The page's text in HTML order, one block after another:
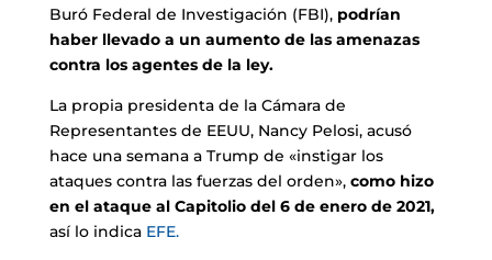
Buró Federal de Investigación (FBI), podrían
haber llevado a un aumento de las amenazas
contra los agentes de la ley.
La propia presidenta de la Cámara de
Representantes de EEUU, Nancy Pelosi, acusó
hace una semana a Trump de «instigar los
ataques contra las fuerzas del orden», como hizo
en el ataque al Capitolio del 6 de enero de 2021,
así lo indica EFE.